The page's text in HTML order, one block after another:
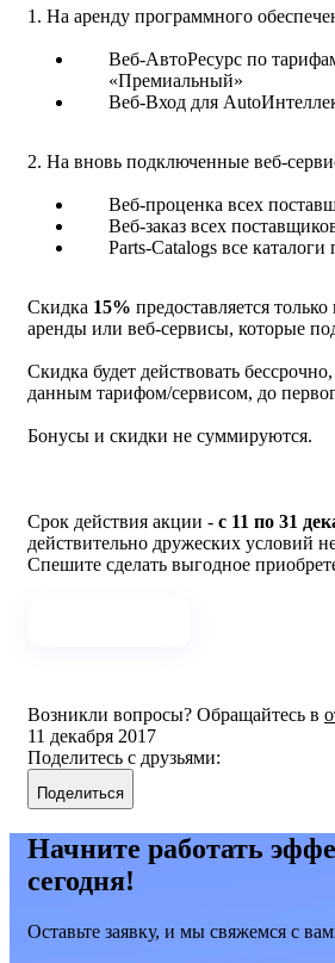
1. На аренду программного
Веб-АвтоРесурс по
«Премиальный»
Веб-Вход для
2. На вновь подключенные веб-
Веб-проценка всех
Веб-заказ всех
Parts-Catalogs все каталоги
Скидка 15% предоставляется
аренды или веб-сервисы, которые
Скидка будет действовать
данным тарифом/сервисом, до
Бонусы и скидки не суммируются.
Срок действия акции - с 11 по 31
действительно дружеских условий
Спешите сделать выгодное
Возникли вопросы? Обращайтесь в
11 декабря 2017
Поделитесь с друзьями:
Поделиться
Начните работать
сегодня!
Оставьте заявку, и мы свяжемся с